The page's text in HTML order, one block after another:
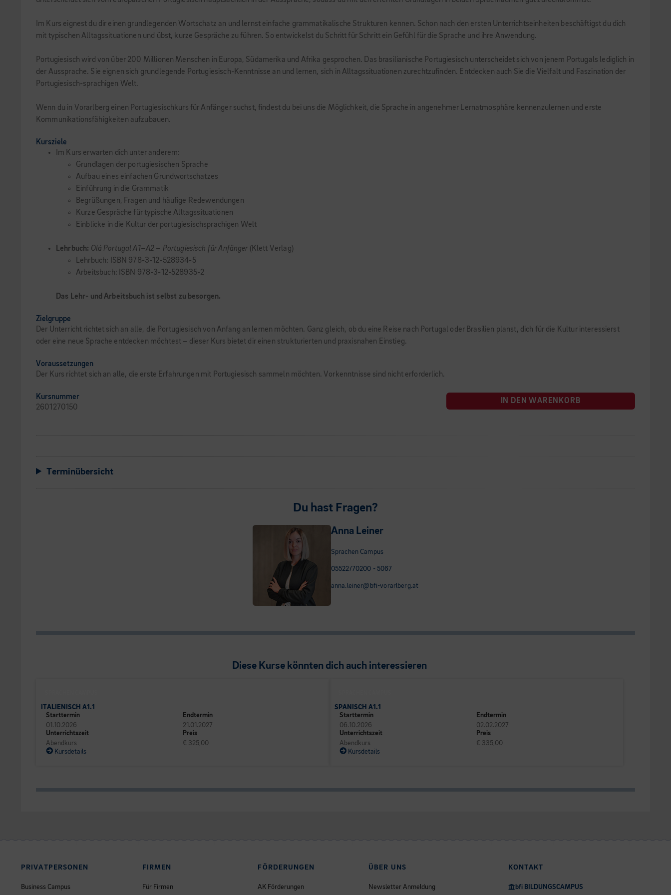
Im Kurs eignest du dir einen grundlegenden Wortschatz an und lernst einfache grammatikalische Strukturen kennen. Schon nach den ersten Unterrichtseinheiten beschäftigst du dich
mit typischen Alltagssituationen und übst, kurze Gespräche zu führen. So entwickelst du Schritt für Schritt ein Gefühl für die Sprache und ihre Anwendung.
Portugiesisch wird von über 200 Millionen Menschen in Europa, Südamerika und Afrika gesprochen. Das brasilianische Portugiesisch unterscheidet sich von jenem Portugals lediglich in
der Aussprache. Sie eignen sich grundlegende Portugiesisch-Kenntnisse an und lernen, sich in Alltagssituationen zurechtzufinden. Entdecken auch Sie die Vielfalt und Faszination der
Portugiesisch-sprachigen Welt.
Wenn du in Vorarlberg einen Portugiesischkurs für Anfänger suchst, findest du bei uns die Möglichkeit, die Sprache in angenehmer Lernatmosphäre kennenzulernen und erste
Kommunikationsfähigkeiten aufzubauen.
Kursziele
Im Kurs erwarten dich unter anderem:
Grundlagen der portugiesischen Sprache
Aufbau eines einfachen Grundwortschatzes
Einführung in die Grammatik
Begrüßungen, Fragen und häufige Redewendungen
Kurze Gespräche für typische Alltagssituationen
Einblicke in die Kultur der portugiesischsprachigen Welt
Lehrbuch: Olá Portugal A1–A2 – Portugiesisch für Anfänger (Klett Verlag)
Lehrbuch: ISBN 978-3-12-528934-5
Arbeitsbuch: ISBN 978-3-12-528935-2
Das Lehr- und Arbeitsbuch ist selbst zu besorgen.
Zielgruppe
Der Unterricht richtet sich an alle, die Portugiesisch von Anfang an lernen möchten. Ganz gleich, ob du eine Reise nach Portugal oder Brasilien planst, dich für die Kultur interessierst
oder eine neue Sprache entdecken möchtest – dieser Kurs bietet dir einen strukturierten und praxisnahen Einstieg.
Voraussetzungen
Der Kurs richtet sich an alle, die erste Erfahrungen mit Portugiesisch sammeln möchten. Vorkenntnisse sind nicht erforderlich.
Kursnummer
2601270150
IN DEN WARENKORB
Terminübersicht
Du hast Fragen?
Anna Leiner
Sprachen Campus
05522/70200 - 5067
anna.leiner@bfi-vorarlberg.at
Diese Kurse könnten dich auch interessieren
ITALIENISCH A1.1
Starttermin
01.10.2026
Endtermin
21.01.2027
Unterrichtszeit
Abendkurs
Preis
€ 325,00
Kursdetails
SPANISCH A1.1
Starttermin
06.10.2026
Endtermin
02.02.2027
Unterrichtszeit
Abendkurs
Preis
€ 335,00
Kursdetails
PRIVATPERSONEN
Business Campus
FIRMEN
Für Firmen
FÖRDERUNGEN
AK Förderungen
ÜBER UNS
Newsletter Anmeldung
KONTAKT
bfi BILDUNGSCAMPUS